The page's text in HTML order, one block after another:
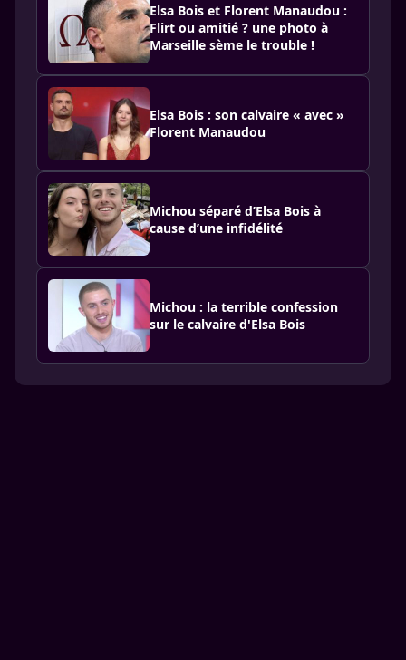
Elsa Bois et Florent Manaudou :
Flirt ou amitié ? une photo à
Marseille sème le trouble !
Elsa Bois : son calvaire « avec »
Florent Manaudou
Michou séparé d’Elsa Bois à
cause d’une infidélité
Michou : la terrible confession
sur le calvaire d'Elsa Bois